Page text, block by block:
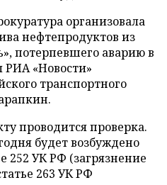
организовала
нефтепродуктов из
потерпевшего аварию в
РИА «Новости»
транспортного
проводится проверка.
будет возбуждено
252 УК РФ (загрязнение
263 УК РФ